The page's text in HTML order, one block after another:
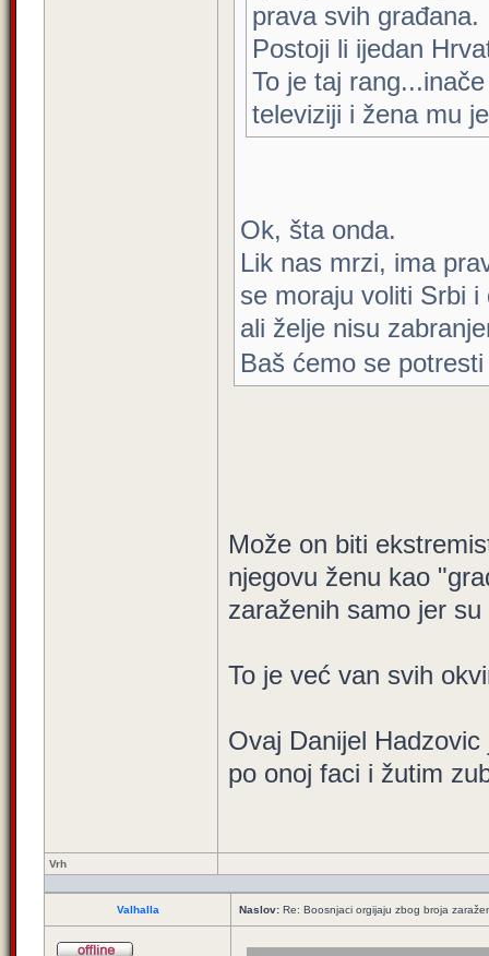
prava svih građana.
Postoji li ijedan
To je taj
televiziji i žena mu
Ok, šta onda.
Lik nas mrzi, ima
se moraju voliti Srbi
ali želje nisu
Baš ćemo se
Može on biti
njegovu ženu kao
zaraženih samo jer
To je već van svih
Ovaj Danijel
po onoj faci i žutim
Vrh
Valhalla Naslov: Re: Boosnjaci orgijaju zbog broja